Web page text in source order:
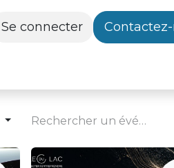
Se connecter